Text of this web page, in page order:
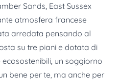
Sands, East Sussex
atmosfera francese
arredata pensando al
su tre piani e dotata di
un soggiorno
bene per te, ma anche per